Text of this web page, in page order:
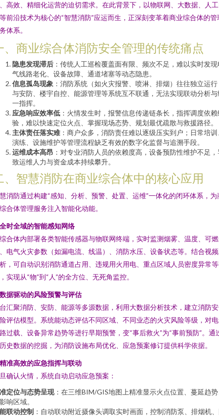
高效、精细化运营的迫切需求。在此背景下，以物联网、大数据、人
前沿技术为核心的“智慧消防”应运而生，正深刻变革着商业综合体的管
体系。
、商业综合体消防安全管理的传统痛点
隐患发现滞后 ：传统人工巡检覆盖面有限、频次不足，难以实时发现
气线路老化、设备故障、通道堵塞等动态隐患。
信息孤岛现象 ：消防系统（如火灾报警、喷淋、排烟）往往独立运行
与安防、楼宇自控、能源管理等系统互不联通，无法实现联动分析与
一指挥。
应急响应效率低 ：火情发生时，报警信息传递链条长，指挥调度依赖
验，难以快速定位火点、掌握现场态势、规划最优疏散与救援路径。
主体责任落实难 ：商户众多，消防责任难以逐级压实到户；日常培训
演练、设施维护等管理流程缺乏有效的数字化监督与追溯手段。
运维成本高昂 ：对专业消防人员的依赖度高，设备预防性维护不足，
致运维人力与资金成本持续攀升。
、智慧消防在商业综合体中的核心应用
消防通过构建“感知、分析、预警、处置、运维”一体化的闭环体系，为
合体管理服务注入智能化动能。
时全域的智能感知网络
合体内部署各类智能传感器与物联网终端，实时监测烟雾、温度、可
电气火灾参数（如漏电流、线温）、消防水压、设备状态等。结合视
，可自动识别消防通道占用、违规用火用电、重点区域人员密度异常
实现从“物”到“人”的全方位、无死角监控。
据驱动的风险预警与评估
汇聚消防、安防、能源等多源数据，利用大数据分析技术，建立消防
评估模型。系统能动态评估不同区域、不同业态的火灾风险等级，对
过载、设备异常趋势等进行早期预警，变“事后救火”为“事前预防”。通
史数据的挖掘，为消防设施布局优化、应急预案修订提供科学依据。
准高效的应急指挥与联动
确认火情，系统自动启动应急预案：
定位与态势呈现：在三维BIM/GIS地图上精准显示火点位置、蔓延趋
响区域。
联动控制 ：自动联动附近摄像头调取实时画面，控制消防泵、排烟机